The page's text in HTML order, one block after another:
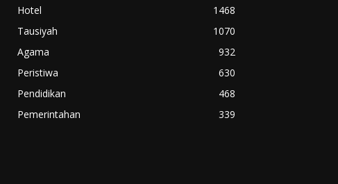
Hotel
1468
Tausiyah
1070
Agama
932
Peristiwa
630
Pendidikan
468
Pemerintahan
339